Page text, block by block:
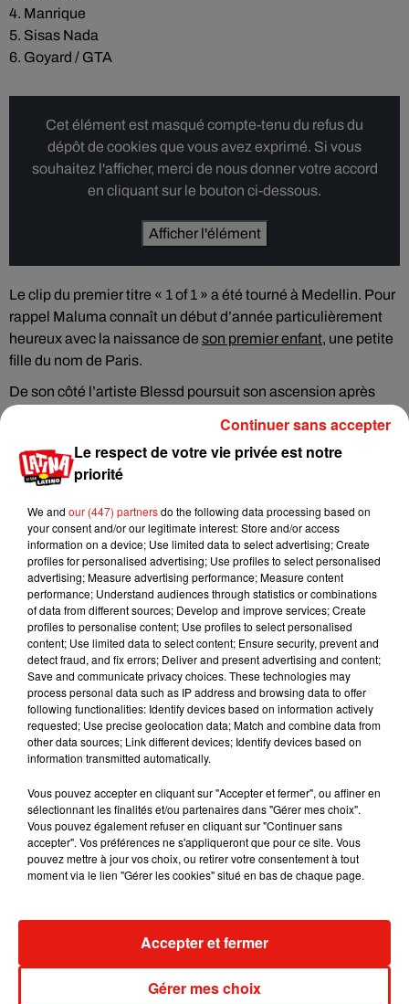
4. ⁠Manrique
5. ⁠Sisas Nada
6. ⁠Goyard / GTA
Cet élément est masqué compte-tenu du refus du
dépôt de cookies que vous avez exprimé. Si vous
souhaitez l'afficher, merci de nous donner votre accord
en cliquant sur le bouton ci-dessous.
Afficher l'élément
Le clip du premier titre « 1 of 1 » a été tourné à Medellin. Pour
rappel Maluma connaît un début d’année particulièrement
heureux avec la naissance de son premier enfant, une petite
fille du nom de Paris.
De son côté l’artiste Blessd poursuit son ascension après
Le titre « Medallo » issu de cet album a été numéro un en
Colombie et a cumulé plus de 400 millions de vues sur
Youtube.
Cet élément est masqué compte-tenu du refus du
dépôt de cookies que vous avez exprimé. Si vous
souhaitez l'afficher, merci de nous donner votre accord
en cliquant sur le bouton ci-dessous.
Afficher l'élément
Musique
Benny Blanco invite Selena Gomez et
Becky G sur son nouveau single
31 juillet 2026
Escapade à Guadalajara
Le respect de votre vie privée est notre
priorité
We and our (447) partnersdo the following data processing based on
your consent and/or our legitimate interest: Store and/or access
information on a device; Use limited data to select advertising; Create
profiles for personalised advertising; Use profiles to select personalised
advertising; Measure advertising performance; Measure content
performance; Understand audiences through statistics or combinations
of data from different sources; Develop and improve services; Create
profiles to personalise content; Use profiles to select personalised
content; Use limited data to select content; Ensure security, prevent and
detect fraud, and fix errors; Deliver and present advertising and content;
Save and communicate privacy choices. These technologies may
process personal data such as IP address and browsing data to offer
following functionalities: Identify devices based on information actively
requested; Use precise geolocation data; Match and combine data from
other data sources; Link different devices; Identify devices based on
information transmitted automatically.
Vous pouvez accepter en cliquant sur "Accepter et fermer", ou affiner en
sélectionnant les finalités et/ou partenaires dans "Gérer mes choix".
Vous pouvez également refuser en cliquant sur "Continuer sans
accepter". Vos préférences ne s'appliqueront que pour ce site. Vous
pouvez mettre à jour vos choix, ou retirer votre consentement à tout
moment via le lien "Gérer les cookies" situé en bas de chaque page.
Gérer mes choix
Accepter et fermer
Continuer sans accepter